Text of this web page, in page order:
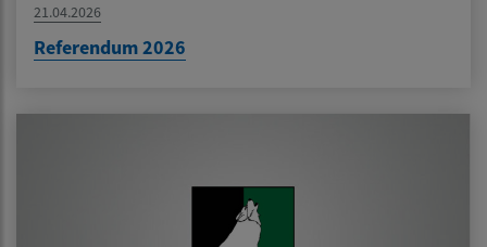
21.04.2026
Referendum 2026